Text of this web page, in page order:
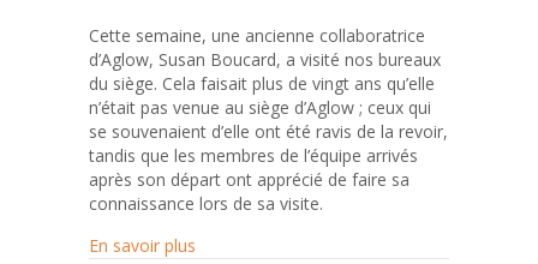
Cette semaine, une ancienne collaboratrice
d’Aglow, Susan Boucard, a visité nos bureaux
du siège. Cela faisait plus de vingt ans qu’elle
n’était pas venue au siège d’Aglow ; ceux qui
se souvenaient d’elle ont été ravis de la revoir,
tandis que les membres de l’équipe arrivés
après son départ ont apprécié de faire sa
connaissance lors de sa visite.
En savoir plus